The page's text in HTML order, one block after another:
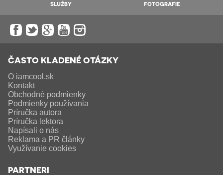
SLUŽBY FOTOGRAFIE
ČASTO KLADENÉ OTÁZKY
O iamcool.sk
Kontakt
Obchodné podmienky
Podmienky používania
Príručka autora
Príručka lektora
Napísali o nás
Reklama a PR články
Využívanie cookies
PARTNERI